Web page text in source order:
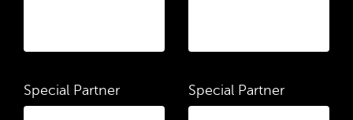
Special Partner Special Partner